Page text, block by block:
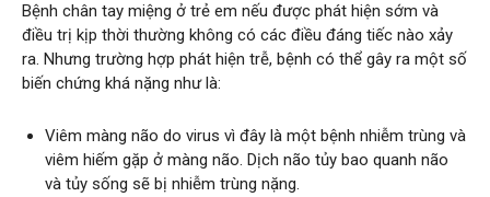
Bệnh chân tay miệng ở trẻ em nếu được phát hiện sớm và
điều trị kịp thời thường không có các điều đáng tiếc nào xảy
ra. Nhưng trường hợp phát hiện trễ, bệnh có thể gây ra một số
biến chứng khá nặng như là:
Viêm màng não do virus vì đây là một bệnh nhiễm trùng và
viêm hiếm gặp ở màng não. Dịch não tủy bao quanh não
và tủy sống sẽ bị nhiễm trùng nặng.